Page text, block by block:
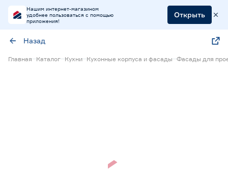
Нашим интернет-магазином
удобнее пользоваться с помощью
приложения!
Открыть
Назад
Главная Каталог Кухни Кухонные корпуса и фасады Фасады для